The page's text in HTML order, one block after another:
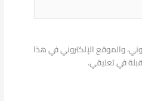
والموقع الإلكتروني في هذا
في تعليقي.